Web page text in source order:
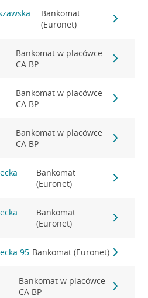
Bankomat
(Euronet)
Bankomat w placówce
CA BP
Bankomat w placówce
CA BP
Bankomat w placówce
CA BP
Bankomat
(Euronet)
Bankomat
(Euronet)
95 Bankomat (Euronet)
Bankomat w placówce
CA BP